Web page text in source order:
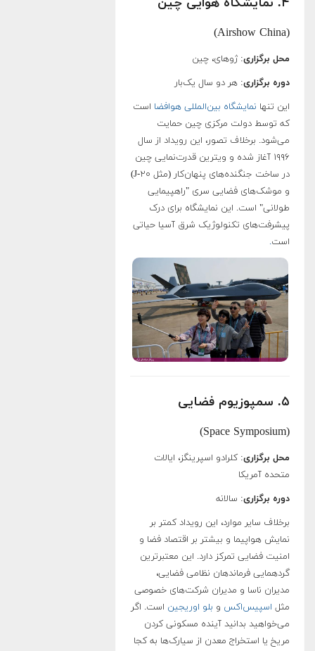
(Airshow China)
محل برگزاری: ژوهای، چین
دوره برگزاری: هر دو سال یک‌بار
این تنها نمایشگاه بین‌المللی هوافضا است
که توسط دولت مرکزی چین حمایت
می‌شود. برخلاف تصور، این رویداد از سال
۱۹۹۶ آغاز شده و ویترین قدرت‌نمایی چین
در ساخت جنگنده‌های پنهان‌کار (مثل J-۲۰)
و موشک‌های فضایی سری "راهپیمایی
طولانی" است. این نمایشگاه برای درک
پیشرفت‌های تکنولوژیک شرق آسیا حیاتی
است.
۵. سمپوزیوم فضایی
(Space Symposium)
محل برگزاری: کلرادو اسپرینگز، ایالات
متحده آمریکا
دوره برگزاری: سالانه
برخلاف سایر موارد، این رویداد کمتر بر
نمایش هواپیما و بیشتر بر اقتصاد فضا و
امنیت فضایی تمرکز دارد. این معتبرترین
گردهمایی فرماندهان نظامی فضایی،
مدیران ناسا و مدیران شرکت‌های خصوصی
مثل اسپیس‌اکس و بلو اوریجین است. اگر
می‌خواهید بدانید آینده مسکونی کردن
مریخ یا استخراج معدن از سیارک‌ها به کجا